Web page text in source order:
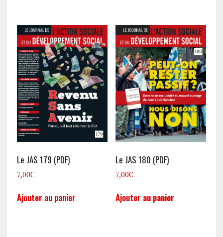
Le JAS 179 (PDF)
7,00€
Ajouter au panier
Le JAS 180 (PDF)
7,00€
Ajouter au panier